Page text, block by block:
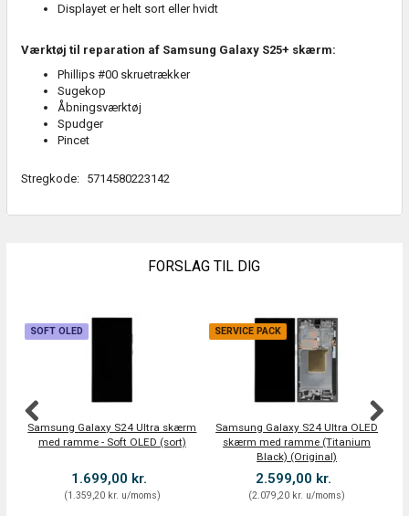
Displayet er helt sort eller hvidt
Værktøj til reparation af Samsung Galaxy S25+ skærm:
Phillips #00 skruetrækker
Sugekop
Åbningsværktøj
Spudger
Pincet
Stregkode: 5714580223142
FORSLAG TIL DIG
SOFT OLED
Samsung Galaxy S24 Ultra skærm
med ramme - Soft OLED (sort)
1.699,00 kr.
(1.359,20 kr. u/moms)
SERVICE PACK
Samsung Galaxy S24 Ultra OLED
skærm med ramme (Titanium
Black) (Original)
2.599,00 kr.
(2.079,20 kr. u/moms)